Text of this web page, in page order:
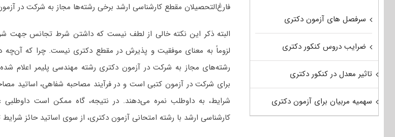
فارغ‌التحصیلان مقطع کارشناسی ارشد برخی رشته‌ها مجاز به شرکت در
البته ذکر این نکته خالی از لطف نیست که داشتن شرط تجانس جهت
لزوماً به معنای موفقیت و پذیرش در مقطع دکتری نیست. چرا که آن‌چه
رشته‌های مجاز به شرکت در آزمون دکتری رشته مهندسی پلیمر اعلام
برای شرکت در آزمون کتبی است و در فرآیند مصاحبه شفاهی، اساتید
شرایط، به داوطلب نمره می‌دهند. در نتیجه، گاه ممکن است
کارشناسی ارشد با رشته امتحانی آزمون دکتری، از سوی اساتید حائز
سرفصل های آزمون دکتری
ضرایب دروس کنکور دکتری
تاثیر معدل در کنکور دکتری
سهمیه مربیان برای آزمون دکتری